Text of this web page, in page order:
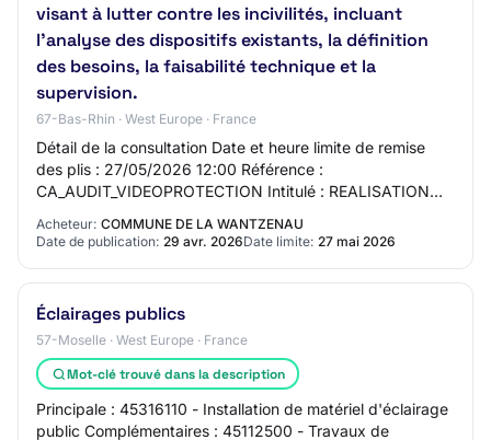
visant à lutter contre les incivilités, incluant
l’analyse des dispositifs existants, la définition
des besoins, la faisabilité technique et la
supervision.
67-Bas-Rhin · West Europe · France
Détail de la consultation Date et heure limite de remise
des plis : 27/05/2026 12:00 Référence :
CA_AUDIT_VIDEOPROTECTION Intitulé : REALISATION
marché a…
Acheteur: COMMUNE DE LA WANTZENAU
Date de publication: 29 avr. 2026Date limite: 27 mai 2026
Éclairages publics
57-Moselle · West Europe · France
Mot-clé trouvé dans la description
Principale : 45316110 - Installation de matériel d'éclairage
public Complémentaires : 45112500 - Travaux de